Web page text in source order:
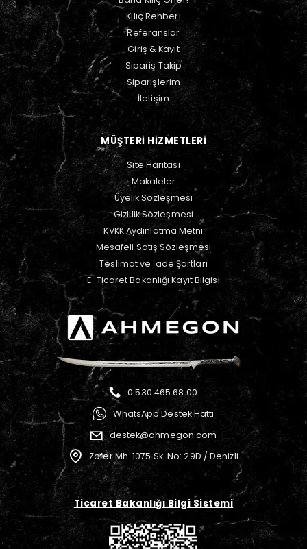
Kılıç Rehberi
Referanslar
Giriş & Kayıt
Sipariş Takip
Siparişlerim
İletişim
MÜŞTERİ HİZMETLERİ
Site Haritası
Makaleler
Üyelik Sözleşmesi
Gizlilik Sözleşmesi
KVKK Aydınlatma Metni
Mesafeli Satış Sözleşmesi
Teslimat ve İade Şartları
E-Ticaret Bakanlığı Kayıt Bilgisi
0 530 465 68 00
WhatsApp Destek Hattı
destek@ahmegon.com
Zafer Mh. 1075 Sk. No: 29D / Denizli
Ticaret Bakanlığı Bilgi Sistemi